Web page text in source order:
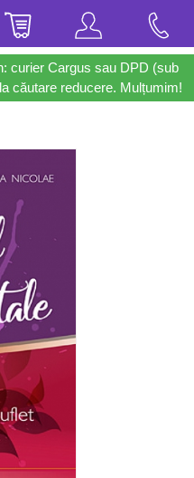
curier Cargus sau DPD (sub
căutare reducere. Mulțumim!